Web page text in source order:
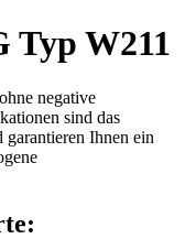
Typ W211
negative
sind das
Ihnen ein